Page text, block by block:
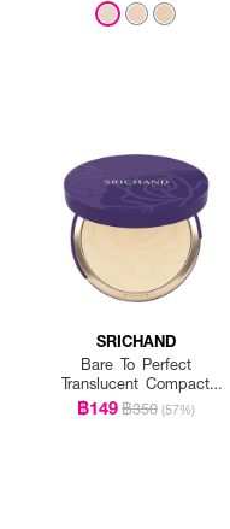
SRICHAND
Bare To Perfect
Translucent Compact
Powder
฿149฿350 (57%)